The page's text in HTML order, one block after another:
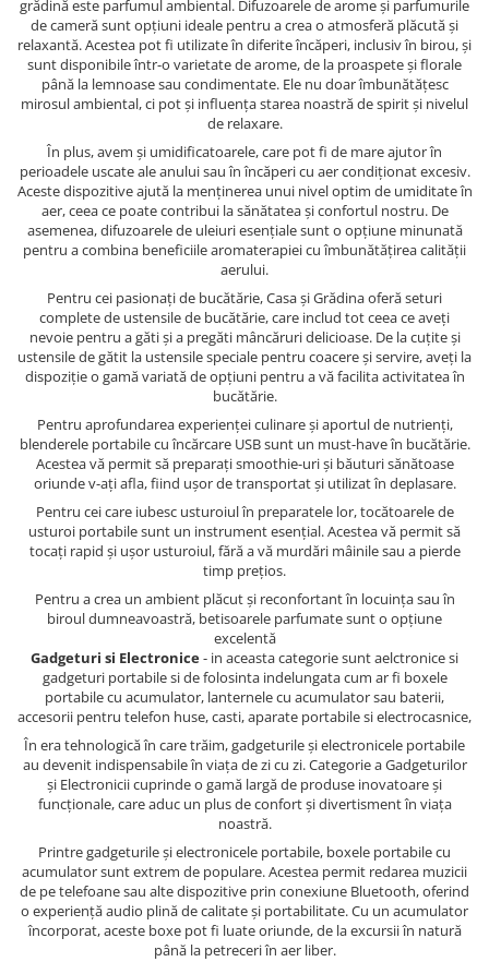
grădină este parfumul ambiental. Difuzoarele de arome și parfumurile
de cameră sunt opțiuni ideale pentru a crea o atmosferă plăcută și
relaxantă. Acestea pot fi utilizate în diferite încăperi, inclusiv în birou, și
sunt disponibile într-o varietate de arome, de la proaspete și florale
până la lemnoase sau condimentate. Ele nu doar îmbunătățesc
mirosul ambiental, ci pot și influența starea noastră de spirit și nivelul
de relaxare.
În plus, avem și umidificatoarele, care pot fi de mare ajutor în
perioadele uscate ale anului sau în încăperi cu aer condiționat excesiv.
Aceste dispozitive ajută la menținerea unui nivel optim de umiditate în
aer, ceea ce poate contribui la sănătatea și confortul nostru. De
asemenea, difuzoarele de uleiuri esențiale sunt o opțiune minunată
pentru a combina beneficiile aromaterapiei cu îmbunătățirea calității
aerului.
Pentru cei pasionați de bucătărie, Casa și Grădina oferă seturi
complete de ustensile de bucătărie, care includ tot ceea ce aveți
nevoie pentru a găti și a pregăti mâncăruri delicioase. De la cuțite și
ustensile de gătit la ustensile speciale pentru coacere și servire, aveți la
dispoziție o gamă variată de opțiuni pentru a vă facilita activitatea în
bucătărie.
Pentru aprofundarea experienței culinare și aportul de nutrienți,
blenderele portabile cu încărcare USB sunt un must-have în bucătărie.
Acestea vă permit să preparați smoothie-uri și băuturi sănătoase
oriunde v-ați afla, fiind ușor de transportat și utilizat în deplasare.
Pentru cei care iubesc usturoiul în preparatele lor, tocătoarele de
usturoi portabile sunt un instrument esențial. Acestea vă permit să
tocați rapid și ușor usturoiul, fără a vă murdări mâinile sau a pierde
timp prețios.
Pentru a crea un ambient plăcut și reconfortant în locuința sau în
biroul dumneavoastră, betisoarele parfumate sunt o opțiune
excelentă
Gadgeturi si Electronice- in aceasta categorie sunt aelctronice si
gadgeturi portabile si de folosinta indelungata cum ar fi boxele
portabile cu acumulator, lanternele cu acumulator sau baterii,
accesorii pentru telefon huse, casti, aparate portabile si electrocasnice,
În era tehnologică în care trăim, gadgeturile și electronicele portabile
au devenit indispensabile în viața de zi cu zi. Categorie a Gadgeturilor
și Electronicii cuprinde o gamă largă de produse inovatoare și
funcționale, care aduc un plus de confort și divertisment în viața
noastră.
Printre gadgeturile și electronicele portabile, boxele portabile cu
acumulator sunt extrem de populare. Acestea permit redarea muzicii
de pe telefoane sau alte dispozitive prin conexiune Bluetooth, oferind
o experiență audio plină de calitate și portabilitate. Cu un acumulator
încorporat, aceste boxe pot fi luate oriunde, de la excursii în natură
până la petreceri în aer liber.